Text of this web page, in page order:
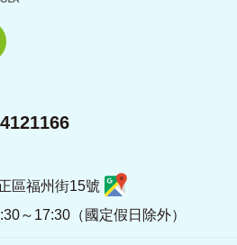
區福州街15號
～17:30（國定假日除外）